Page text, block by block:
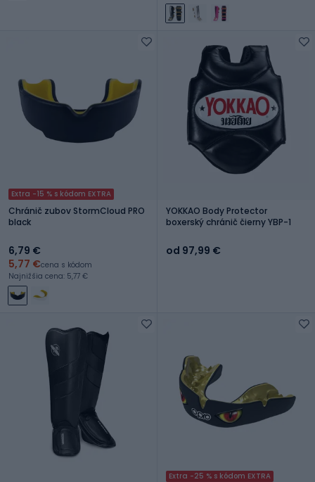
Extra -15 % s kódom EXTRA
Chránič zubov StormCloud PRO
black
6,79 €
5,77 €cena s kódom
Najnižšia cena: 5,77 €
YOKKAO Body Protector
boxerský chránič čierny YBP-1
od 97,99 €
Extra -25 % s kódom EXTRA